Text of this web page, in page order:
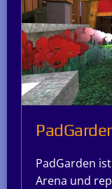
PadGarden
Arena und